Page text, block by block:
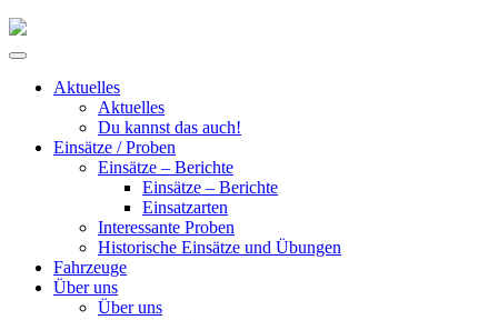
Skip
Primary
Aktuelles
Aktuelles
Du kannst das auch!
Einsätze / Proben
Einsätze – Berichte
Einsätze – Berichte
Einsatzarten
Interessante Proben
Historische Einsätze und Übungen
Fahrzeuge
Über uns
Über uns